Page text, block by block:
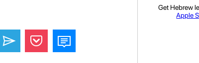
Get Hebrew
Apple